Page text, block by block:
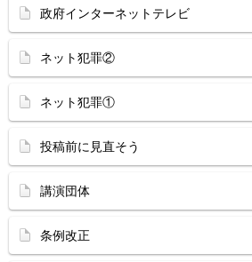
政府インターネットテレビ
ネット犯罪②
ネット犯罪①
投稿前に見直そう
講演団体
条例改正